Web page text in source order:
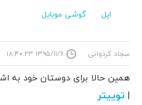
اپل گوشی موبایل
سجاد کردوانی ۱۳۹۵/۱۱/۶ ۱۸:۴۰:۲۳
همین حالا برای دوستان خود به
| توییتر